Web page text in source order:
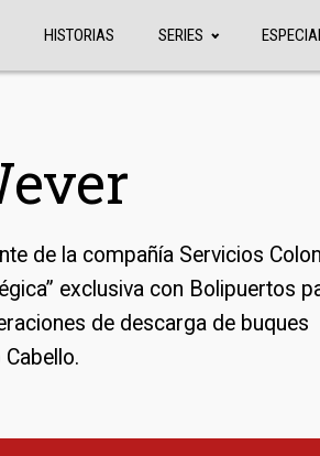
HISTORIAS SERIES
de la compañía Servicios
exclusiva con Bolipuertos
de descarga de buques